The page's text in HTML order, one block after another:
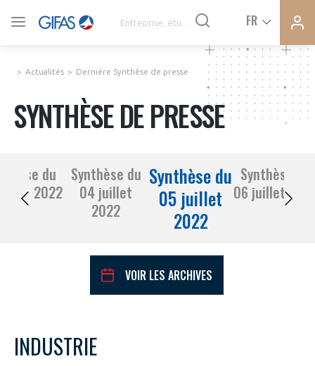
FR
SYNTHÈSE DE PRESSE
COMMUNIQUÉS DE PRESSE
Actualités Dernière Synthèse de presse
SYNTHÈSE DE PRESSE
du
01 juillet 2022
Synthèse du
04 juillet
2022
Synthèse du
05 juillet
2022
Synthèse du
06 juillet
VOIR LES ARCHIVES
L
INDUSTRIE
VOUS ÊTES ADHÉRENTS
CONNEXION
PAS ENCORE ADHÉRENT ?
Rejoignez une filière d’excellence et développez
DEMANDE D’ADHÉSION
Avez-vous un statut de droit français ?